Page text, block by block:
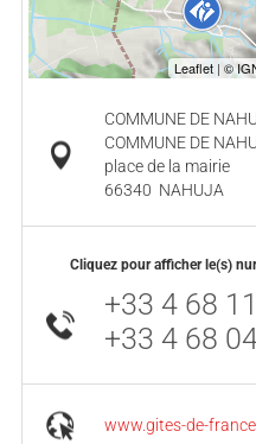
COMMUNE DE
COMMUNE DE
place de la mairie
66340 NAHUJA
Cliquez pour afficher le(s)
+33 4 68 11
+33 4 68
www.gites-de-